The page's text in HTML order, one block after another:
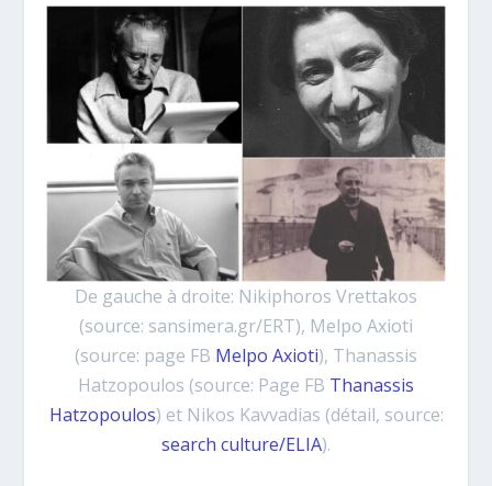
De gauche à droite: Nikiphoros Vrettakos
(source: sansimera.gr/ERT), Melpo Axioti
(source: page FB Melpo Axioti), Thanassis
Hatzopoulos (source: Page FB Thanassis
Hatzopoulos) et Nikos Kavvadias (détail, source:
search culture/ELIA).